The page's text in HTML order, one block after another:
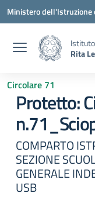
Vai ai contenuti
Vai al menu di navigazione
Vai al footer
Ministero dell'Istruzione
Rita
Circolare 71
Protetto:
COMPARTO
SEZIONE
GENERALE
USB